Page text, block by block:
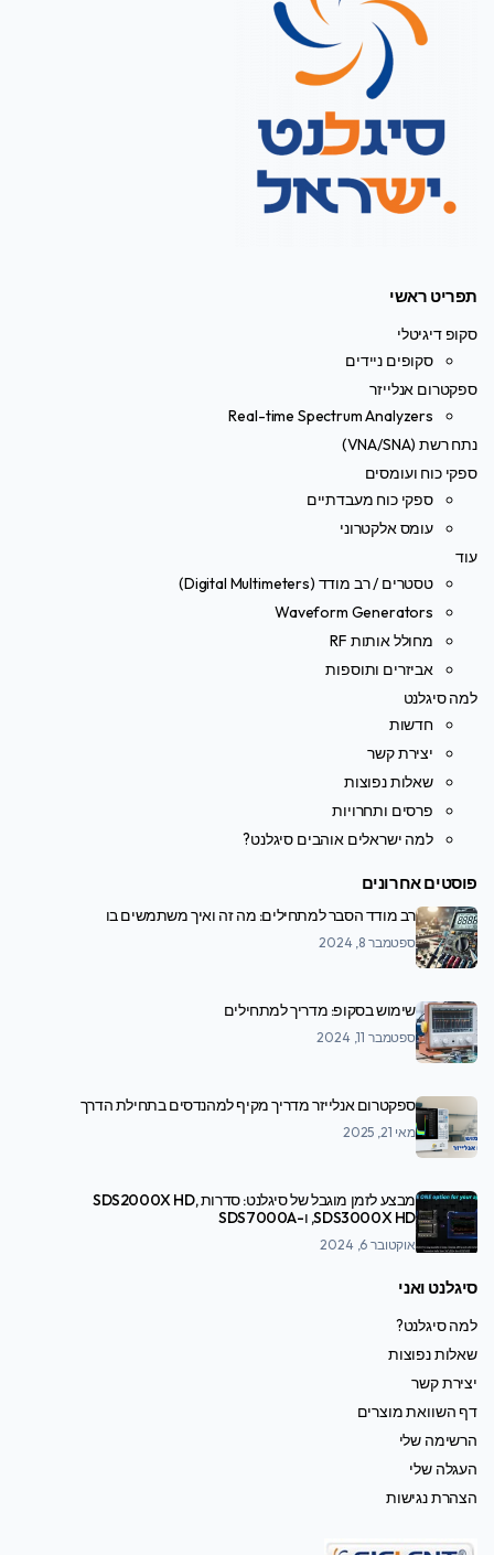
תפריט ראשי
סקופ דיגיטלי
סקופים ניידים
ספקטרום אנלייזר
Real-time Spectrum Analyzers
נתח רשת (VNA/SNA)
ספקי כוח ועומסים
ספקי כוח מעבדתיים
עומס אלקטרוני
עוד
טסטרים / רב מודד (Digital Multimeters)
Waveform Generators
מחולל אותות RF
אביזרים ותוספות
למה סיגלנט
חדשות
יצירת קשר
שאלות נפוצות
פרסים ותחרויות
למה ישראלים אוהבים סיגלנט?
פוסטים אחרונים
רב מודד הסבר למתחילים: מה זה ואיך משתמשים בו
ספטמבר 8, 2024
שימוש בסקופ: מדריך למתחילים
ספטמבר 11, 2024
ספקטרום אנלייזר מדריך מקיף למהנדסים בתחילת הדרך
מאי 21, 2025
מבצע לזמן מוגבל של סיגלנט: סדרות SDS2000X HD,
SDS3000X HD, ו-SDS7000A
אוקטובר 6, 2024
סיגלנט ואני
למה סיגלנט?
שאלות נפוצות
יצירת קשר
דף השוואת מוצרים
הרשימה שלי
העגלה שלי
הצהרת נגישות